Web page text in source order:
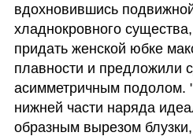
вдохновившись
хладнокровного
придать женской юбке
плавности и предложили
асимметричным подолом.
нижней части наряда
образным вырезом